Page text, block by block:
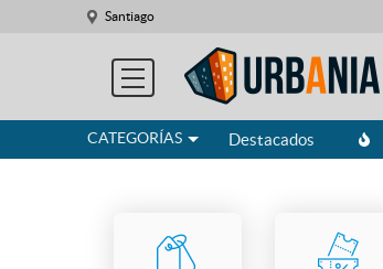
Santiago
CATEGORÍAS Destacados